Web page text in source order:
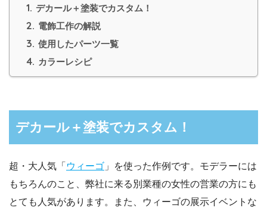
1. デカール＋塗装でカスタム！
2. 電飾工作の解説
3. 使用したパーツ一覧
4. カラーレシピ
デカール＋塗装でカスタム！
超・大人気「 ウィーゴ 」を使った作例です。モデラーには
もちろんのこと、弊社に来る別業種の女性の営業の方にも
とても人気があります。また、ウィーゴの展示イベントな